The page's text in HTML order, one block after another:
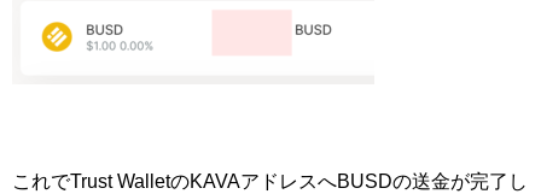
これでTrust WalletのKAVAアドレスへBUSDの送金が完了し